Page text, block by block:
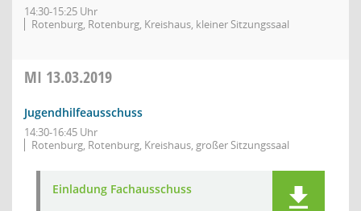
14:30-15:25 Uhr
Rotenburg, Rotenburg, Kreishaus, kleiner Sitzungssaal
MI 13.03.2019
Jugendhilfeausschuss
14:30-16:45 Uhr
Rotenburg, Rotenburg, Kreishaus, großer Sitzungssaal
Einladung Fachausschuss